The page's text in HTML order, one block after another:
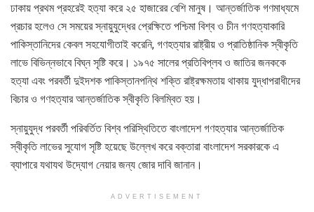
ঢাকায় প্রথম প্রহরেই হত্যা করে ২৫ হাজারের বেশি মানুষ। আন্তর্জাতিক গণমাধ্যমে
প্রচার হলেও সে সময়ের স্নায়ুযুদ্ধের প্রেক্ষিতে পশ্চিমা বিশ্ব ও চীন গণহত্যাকারি
পাকিস্তানিদের কেবল সহযোগীতাই করেনি, গণহত্যার রাষ্ট্রীয় ও প্রাতিষ্ঠানিক স্বীকৃতি
লাভে বিভিন্নভাবে বিঘ্ন সৃষ্টি করে। ১৯৭৫ সালের প্রতিবিপ্লব ও জাতির জনককে
হত্যা এবং পরবর্তী দুইদশক পাকিস্তানপন্থি শক্তি রাষ্ট্রক্ষমতায় থাকায় যুদ্ধাপরাধীদের
বিচার ও গণহত্যার আন্তর্জাতিক স্বীকৃতি বিলম্বিত হয়।
স্নায়ুযুদ্ধ পরবর্তী পরিবর্তিত বিশ্ব পরিস্থিতিতে বাংলাদেশ গণহত্যার আন্তর্জাতিক
স্বীকৃতি লাভের সুযোগ সৃষ্টি হয়েছে উল্লেখ করে বক্তারা বাংলাদেশ সরকারকে এ
ব্যাপারে যথাযথ উদ্যোগ নেয়ার জন্য জোর দাবি জানান।
ADVERTISEMENT